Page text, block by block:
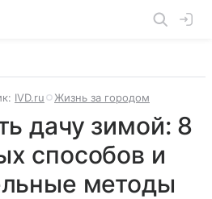
IVD.ru Жизнь за городом
дачу зимой: 8
способов и
методы